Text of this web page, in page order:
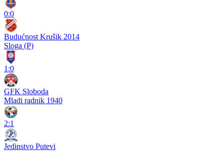
0:0
Budućnost Krušik 2014
Sloga (P)
1:0
GFK Sloboda
Mladi radnik 1940
2:1
Jedinstvo Putevi